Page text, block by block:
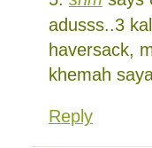
adusss..3
haversack,
khemah
Reply